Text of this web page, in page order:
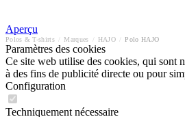
Aperçu
Polos & T-shirts Marques HAJO Polo HAJO
Paramètres des cookies
Ce site web utilise des cookies, qui sont
à des fins de publicité directe ou pour
Configuration
Techniquement nécessaire